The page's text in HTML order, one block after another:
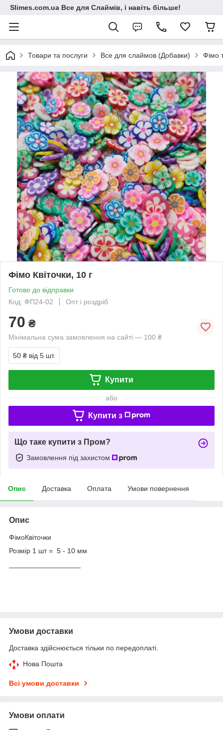
Slimes.com.ua Все для Слаймів, і навіть більше!
Товари та послуги Все для слаймов (Добавки) Фімо
Фімо Квіточки, 10 г
Готово до відправки
Код: ФП24-02
Опт і роздріб
70 ₴
Мінімальна сума замовлення на сайті — 100 ₴
50 ₴ від 5 шт.
Купити
або
Купити з
Що таке купити з Пром?
Замовлення під захистом
Опис Доставка Оплата Умови повернення
Опис
ФімоКвіточки
Розмір 1 шт = 5 - 10 мм
Умови доставки
Доставка здійснюється тільки по передоплаті.
Нова Пошта
Всі умови доставки
Умови оплати